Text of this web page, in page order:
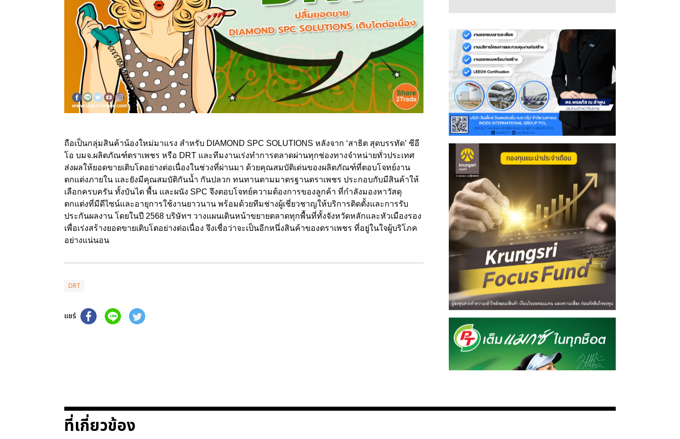
ถือเป็นกลุ่มสินค้าน้องใหม่มาแรง สำหรับ DIAMOND SPC SOLUTIONS หลังจาก ‘สาธิต สุดบรรทัด’ ซีอี
โอ บมจ.ผลิตภัณฑ์ตราเพชร หรือ DRT และทีมงานเร่งทำการตลาดผ่านทุกช่องทางจำหน่ายทั่วประเทศ
ส่งผลให้ยอดขายเติบโตอย่างต่อเนื่องในช่วงที่ผ่านมา ด้วยคุณสมบัติเด่นของผลิตภัณฑ์ที่ตอบโจทย์งาน
ตกแต่งภายใน และยังมีคุณสมบัติกันน้ำ กันปลวก ทนทานตามมาตรฐานตราเพชร ประกอบกับมีสินค้าให้
เลือกครบครัน ทั้งบันได พื้น และผนัง SPC จึงตอบโจทย์ความต้องการของลูกค้า ที่กำลังมองหาวัสดุ
ตกแต่งที่มีดีไซน์และอายุการใช้งานยาวนาน พร้อมด้วยทีมช่างผู้เชี่ยวชาญให้บริการติดตั้งและการรับ
ประกันผลงาน โดยในปี 2568 บริษัทฯ วางแผนเดินหน้าขยายตลาดทุกพื้นที่ทั้งจังหวัดหลักและหัวเมืองรอง
เพื่อเร่งสร้างยอดขายเติบโตอย่างต่อเนื่อง จึงเชื่อว่าจะเป็นอีกหนึ่งสินค้าของตราเพชร ที่อยู่ในใจผู้บริโภค
อย่างแน่นอน
DRT
แชร์
ที่เกี่ยวข้อง